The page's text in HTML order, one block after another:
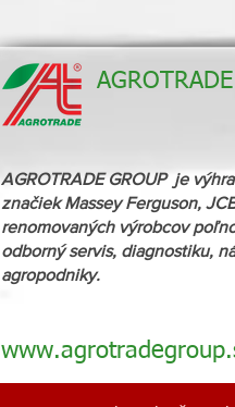
AGROTRADE GROUP je
značiek Massey Ferguson,
renomovaných výrobcov
odborný servis, diagnostiku,
agropodniky.